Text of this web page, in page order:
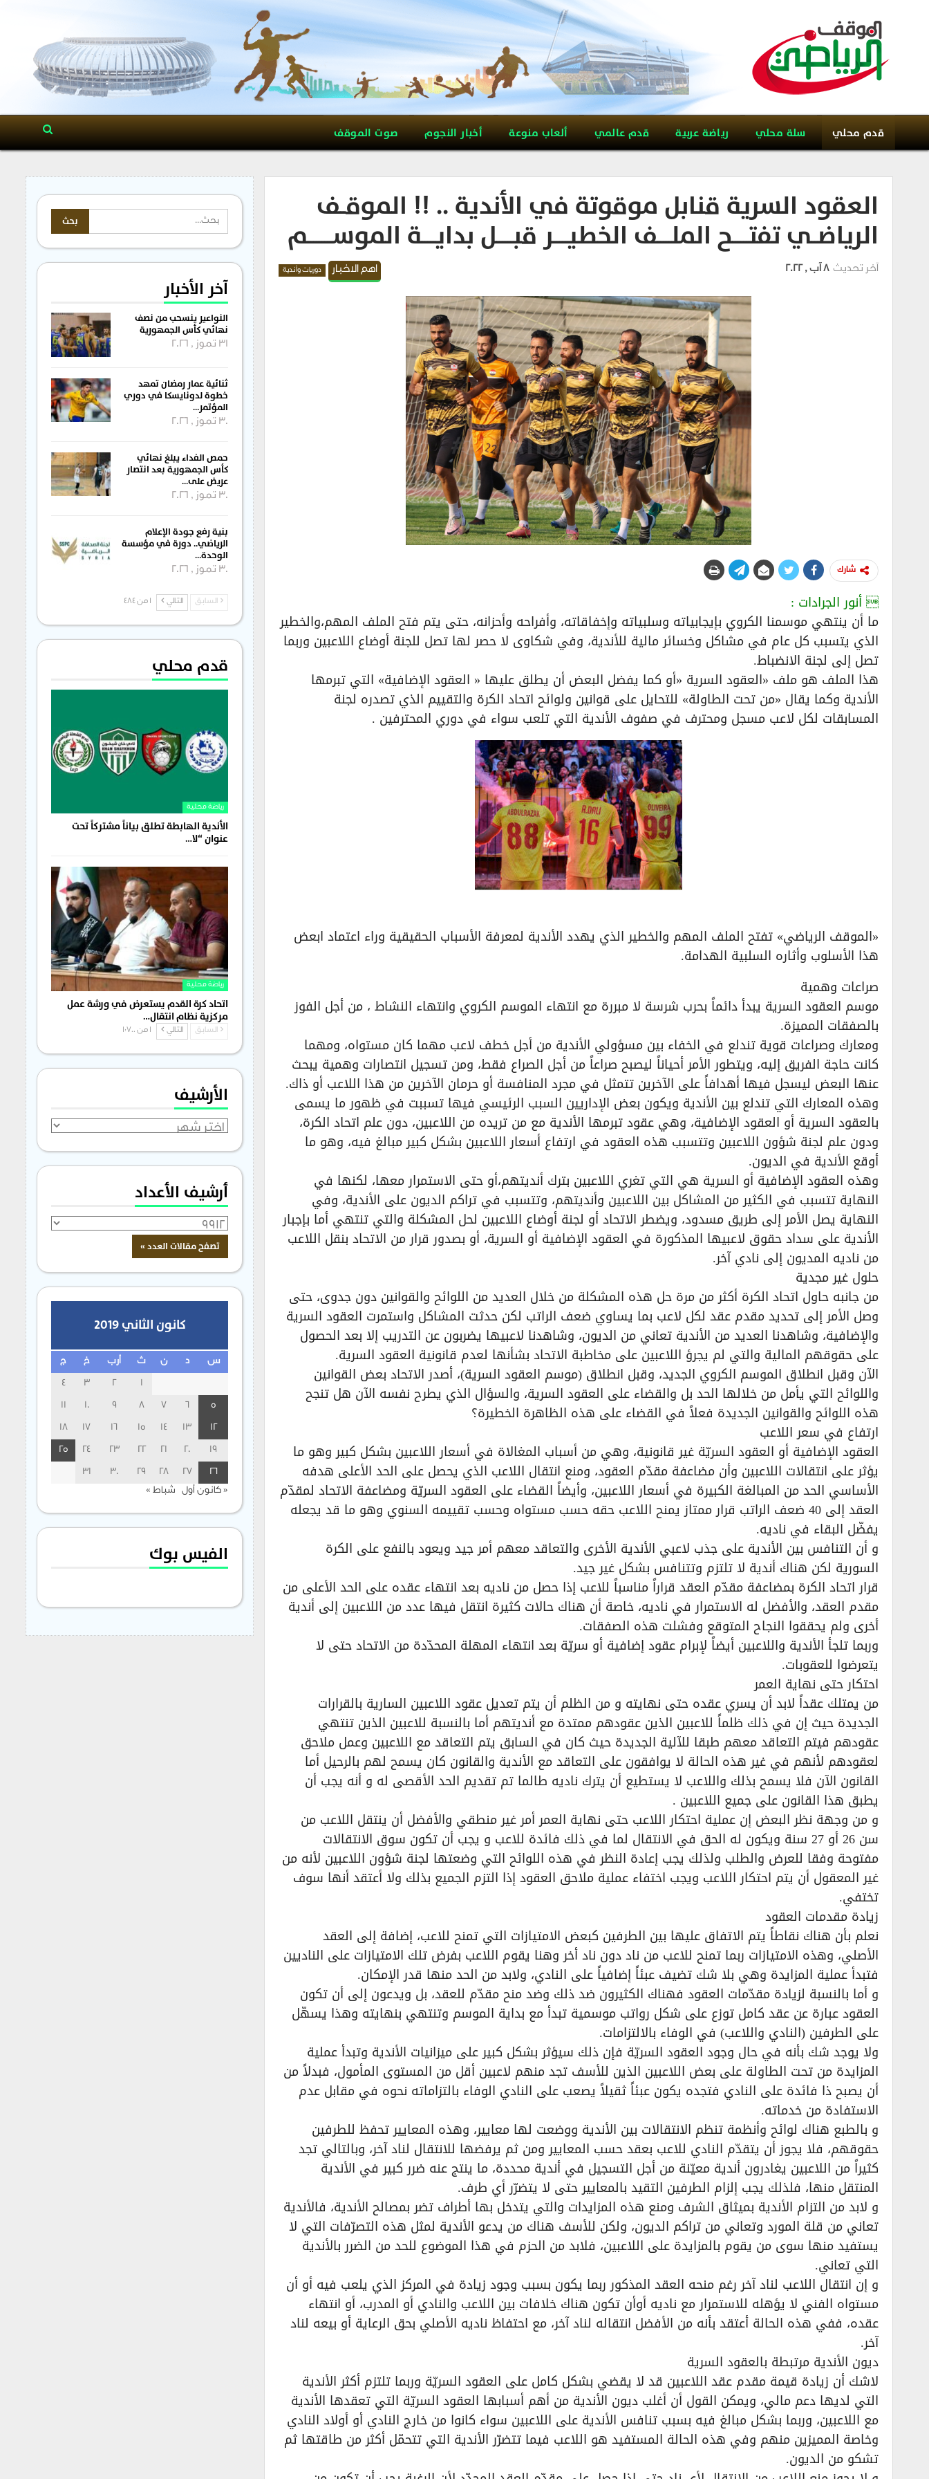
قدم محلي سلة محلي رياضة عربية قدم عالمي ألعاب منوعة أخبار النجوم صوت الموقف
العقود السرية قنابل موقوتة في الأندية .. !! الموقــف
الرياضــي تفتــــــح الملـــــف الخطيـــــر قبــــــل بدايـــــة الموســـــــــم
اهم الاخبار دوريات وأندية آخر تحديث 8 آب , 2022
شارك
 أنور الجرادات :
ما أن ينتهي موسمنا الكروي بإيجابياته وسلبياته وإخفاقاته، وأفراحه وأحزانه، حتى يتم فتح الملف المهم،والخطير
الذي يتسبب كل عام في مشاكل وخسائر مالية للأندية، وفي شكاوى لا حصر لها تصل للجنة أوضاع اللاعبين وربما
تصل إلى لجنة الانضباط.
هذا الملف هو ملف «العقود السرية «أو كما يفضل البعض أن يطلق عليها « العقود الإضافية» التي تبرمها
الأندية وكما يقال «من تحت الطاولة» للتحايل على قوانين ولوائح اتحاد الكرة والتقييم الذي تصدره لجنة
المسابقات لكل لاعب مسجل ومحترف في صفوف الأندية التي تلعب سواء في دوري المحترفين .
«الموقف الرياضي» تفتح الملف المهم والخطير الذي يهدد الأندية لمعرفة الأسباب الحقيقية وراء اعتماد ابعض
هذا الأسلوب وأثاره السلبية الهدامة.
صراعات وهمية
موسم العقود السرية يبدأ دائماً بحرب شرسة لا مبررة مع انتهاء الموسم الكروي وانتهاء النشاط ، من أجل الفوز
بالصفقات المميزة.
ومعارك وصراعات قوية تندلع في الخفاء بين مسؤولي الأندية من أجل خطف لاعب مهما كان مستواه، ومهما
كانت حاجة الفريق إليه، ويتطور الأمر أحياناً ليصبح صراعاً من أجل الصراع فقط، ومن تسجيل انتصارات وهمية يبحث
عنها البعض ليسجل فيها أهدافاً على الآخرين تتمثل في مجرد المنافسة أو حرمان الآخرين من هذا اللاعب أو ذاك.
وهذه المعارك التي تندلع بين الأندية ويكون بعض الإداريين السبب الرئيسي فيها تسببت في ظهور ما يسمى
بالعقود السرية أو العقود الإضافية، وهي عقود تبرمها الأندية مع من تريده من اللاعبين، دون علم اتحاد الكرة،
ودون علم لجنة شؤون اللاعبين وتتسبب هذه العقود في ارتفاع أسعار اللاعبين بشكل كبير مبالغ فيه، وهو ما
أوقع الأندية في الديون.
وهذه العقود الإضافية أو السرية هي التي تغري اللاعبين بترك أنديتهم،أو حتى الاستمرار معها، لكنها في
النهاية تتسبب في الكثير من المشاكل بين اللاعبين وأنديتهم، وتتسبب في تراكم الديون على الأندية، وفي
النهاية يصل الأمر إلى طريق مسدود، ويضطر الاتحاد أو لجنة أوضاع اللاعبين لحل المشكلة والتي تنتهي أما بإجبار
الأندية على سداد حقوق لاعبيها المذكورة في العقود الإضافية أو السرية، أو بصدور قرار من الاتحاد بنقل اللاعب
من ناديه المديون إلى نادي آخر.
حلول غير مجدية
من جانبه حاول اتحاد الكرة أكثر من مرة حل هذه المشكلة من خلال العديد من اللوائح والقوانين دون جدوى، حتى
وصل الأمر إلى تحديد مقدم عقد لكل لاعب بما يساوي ضعف الراتب لكن حدثت المشاكل واستمرت العقود السرية
والإضافية، وشاهدنا العديد من الأندية تعاني من الديون، وشاهدنا لاعبيها يضربون عن التدريب إلا بعد الحصول
على حقوقهم المالية والتي لم يجرؤ اللاعبين على مخاطبة الاتحاد بشأنها لعدم قانونية العقود السرية.
الآن وقبل انطلاق الموسم الكروي الجديد، وقبل انطلاق (موسم العقود السرية)، أصدر الاتحاد بعض القوانين
واللوائح التي يأمل من خلالها الحد بل والقضاء على العقود السرية، والسؤال الذي يطرح نفسه الآن هل تنجح
هذه اللوائح والقوانين الجديدة فعلاً في القضاء على هذه الظاهرة الخطيرة؟
ارتفاع في سعر اللاعب
العقود الإضافية أو العقود السريّة غير قانونية، وهي من أسباب المغالاة في أسعار اللاعبين بشكل كبير وهو ما
يؤثر على انتقالات اللاعبين وأن مضاعفة مقدّم العقود، ومنع انتقال اللاعب الذي يحصل على الحد الأعلى هدفه
الأساسي الحد من المبالغة الكبيرة في أسعار اللاعبين، وأيضاً القضاء على العقود السريّة ومضاعفة الاتحاد لمقدّم
العقد إلى 40 ضعف الراتب قرار ممتاز يمنح اللاعب حقه حسب مستواه وحسب تقييمه السنوي وهو ما قد يجعله
يفضّل البقاء في ناديه.
و أن التنافس بين الأندية على جذب لاعبي الأندية الأخرى والتعاقد معهم أمر جيد ويعود بالنفع على الكرة
السورية لكن هناك أندية لا تلتزم وتتنافس بشكل غير جيد.
قرار اتحاد الكرة بمضاعفة مقدّم العقد قراراً مناسباً للاعب إذا حصل من ناديه بعد انتهاء عقده على الحد الأعلى من
مقدم العقد، والأفضل له الاستمرار في ناديه، خاصة أن هناك حالات كثيرة انتقل فيها عدد من اللاعبين إلى أندية
أخرى ولم يحققوا النجاح المتوقع وفشلت هذه الصفقات.
وربما تلجأ الأندية واللاعبين أيضاً لإبرام عقود إضافية أو سريّة بعد انتهاء المهلة المحدّدة من الاتحاد حتى لا
يتعرضوا للعقوبات.
احتكار حتى نهاية العمر
من يمتلك عقداً لابد أن يسري عقده حتى نهايته و من الظلم أن يتم تعديل عقود اللاعبين السارية بالقرارات
الجديدة حيث إن في ذلك ظلماً للاعبين الذين عقودهم ممتدة مع أنديتهم أما بالنسبة للاعبين الذين تنتهي
عقودهم فيتم التعاقد معهم طبقا للآلية الجديدة حيث كان في السابق يتم التعاقد مع اللاعبين وعمل ملاحق
لعقودهم لأنهم في غير هذه الحالة لا يوافقون على التعاقد مع الأندية والقانون كان يسمح لهم بالرحيل أما
القانون الآن فلا يسمح بذلك واللاعب لا يستطيع أن يترك ناديه طالما تم تقديم الحد الأقصى له و أنه يجب أن
يطبق هذا القانون على جميع اللاعبين .
و من وجهة نظر البعض إن عملية احتكار اللاعب حتى نهاية العمر أمر غير منطقي والأفضل أن ينتقل اللاعب من
سن 26 أو 27 سنة ويكون له الحق في الانتقال لما في ذلك فائدة للاعب و يجب أن تكون سوق الانتقالات
مفتوحة وفقا للعرض والطلب ولذلك يجب إعادة النظر في هذه اللوائح التي وضعتها لجنة شؤون اللاعبين لأنه من
غير المعقول أن يتم احتكار اللاعب ويجب اختفاء عملية ملاحق العقود إذا التزم الجميع بذلك ولا أعتقد أنها سوف
تختفي.
زيادة مقدمات العقود
نعلم بأن هناك نقاطاً يتم الاتفاق عليها بين الطرفين كبعض الامتيازات التي تمنح للاعب، إضافة إلى العقد
الأصلي، وهذه الامتيازات ربما تمنح للاعب من ناد دون ناد أخر وهنا يقوم اللاعب بفرض تلك الامتيازات على الناديين
فتبدأ عملية المزايدة وهي بلا شك تضيف عبئاً إضافياً على النادي، ولابد من الحد منها قدر الإمكان.
و أما بالنسبة لزيادة مقدّمات العقود فهناك الكثيرون ضد ذلك وضد منح مقدّم للعقد، بل ويدعون إلى أن تكون
العقود عبارة عن عقد كامل توزع على شكل رواتب موسمية تبدأ مع بداية الموسم وتنتهي بنهايته وهذا يسهّل
على الطرفين (النادي واللاعب) في الوفاء بالالتزامات.
ولا يوجد شك بأنه في حال وجود العقود السريّة فإن ذلك سيؤثر بشكل كبير على ميزانيات الأندية وتبدأ عملية
المزايدة من تحت الطاولة على بعض اللاعبين الذين للأسف تجد منهم لاعبين أقل من المستوى المأمول، فبدلاً من
أن يصبح ذا فائدة على النادي فتجده يكون عبئاً ثقيلاً يصعب على النادي الوفاء بالتزاماته نحوه في مقابل عدم
الاستفادة من خدماته.
و بالطبع هناك لوائح وأنظمة تنظم الانتقالات بين الأندية ووضعت لها معايير، وهذه المعايير تحفظ للطرفين
حقوقهم، فلا يجوز أن يتقدّم النادي للاعب بعقد حسب المعايير ومن ثم يرفضها للانتقال لناد آخر، وبالتالي تجد
كثيراً من اللاعبين يغادرون أندية معيّنة من أجل التسجيل في أندية محددة، ما ينتج عنه ضرر كبير في الأندية
المنتقل منها، فلذلك يجب إلزام الطرفين التقيد بالمعايير حتى لا يتضرّر أي طرف.
و لابد من التزام الأندية بميثاق الشرف ومنع هذه المزايدات والتي يتدخل بها أطراف تضر بمصالح الأندية، فالأندية
تعاني من قلة المورد وتعاني من تراكم الديون، ولكن للأسف هناك من يدعو الأندية لمثل هذه التصرّفات التي لا
يستفيد منها سوى من يقوم بالمزايدة على اللاعبين، فلابد من الحزم في هذا الموضوع للحد من الضرر بالأندية
التي تعاني.
و إن انتقال اللاعب لناد آخر رغم منحه العقد المذكور ربما يكون بسبب وجود زيادة في المركز الذي يلعب فيه أو أن
مستواه الفني لا يؤهله للاستمرار مع ناديه أوأن تكون هناك خلافات بين اللاعب والنادي أو المدرب، أو انتهاء
عقده، ففي هذه الحالة أعتقد بأنه من الأفضل انتقاله لناد آخر، مع احتفاظ ناديه الأصلي بحق الرعاية أو بيعه لناد
آخر.
ديون الأندية مرتبطة بالعقود السرية
لاشك أن زيادة قيمة مقدم عقد اللاعبين قد لا يقضي بشكل كامل على العقود السريّة وربما تلتزم أكثر الأندية
التي لديها دعم مالي، ويمكن القول أن أغلب ديون الأندية من أهم أسبابها العقود السريّة التي تعقدها الأندية
مع اللاعبين، وربما بشكل مبالغ فيه بسبب تنافس الأندية على اللاعبين سواء كانوا من خارج النادي أو أولاد النادي
وخاصة المميزين منهم وفي هذه الحالة المستفيد هو اللاعب فيما تتضرّر الأندية التي تتحمّل أكثر من طاقتها ثم
تشكو من الديون.
آخر الأخبار
النواعير ينسحب من نصف
نهائي كأس الجمهورية
31 تموز , 2026
ثنائية عمار رمضان تمهد
خطوة لدونايسكا في دوري
المؤتمر…
30 تموز , 2026
حمص الفداء يبلغ نهائي
كأس الجمهورية بعد انتصار
عريض على…
30 تموز , 2026
بنية رفع جودة الإعلام
الرياضي.. دورة في مؤسسة
الوحدة…
30 تموز , 2026
السابق التالي 1 من 484
قدم محلي
رياضة محلية
الأندية الهابطة تطلق بياناً مشتركاً تحت
عنوان “لا…
رياضة محلية
اتحاد كرة القدم يستعرض في ورشة عمل
مركزية نظام انتقال…
السابق التالي 1 من 1٬700
الأرشيف
الأرشيف
أرشيف الأعداد
كانون الثاني 2019
س د ن ث أرب خ ج
1
2
3
4
5
6
7
8
9
10
11
12
13
14
15
16
17
18
19
20
21
22
23
24
25
26
27
28
29
30
31
« كانون أول شباط »
الفيس بوك